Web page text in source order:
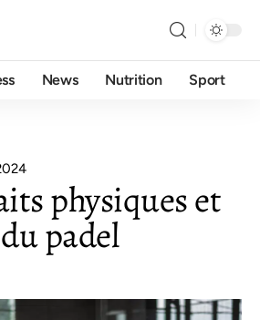
News Nutrition Sport
physiques et
padel